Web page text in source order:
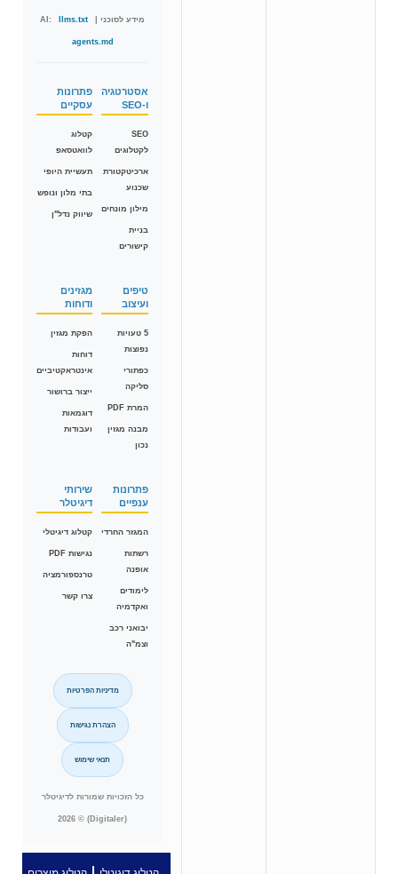
מידע לסוכני AI: llms.txt
agents.md
אסטרטגיה
ו-SEO
SEO
לקטלוגים
ארכיטקטורת
שכנוע
מילון מונחים
בניית
קישורים
פתרונות
עסקיים
קטלוג
לוואטסאפ
תעשיית היופי
בתי מלון ונופש
שיווק נדל"ן
טיפים
ועיצוב
5 טעויות
נפוצות
כפתורי
סליקה
המרת PDF
מבנה מגזין
נכון
מגזינים
ודוחות
הפקת מגזין
דוחות
אינטראקטיביים
ייצור ברושור
דוגמאות
ועבודות
פתרונות
ענפיים
המגזר החרדי
רשתות
אופנה
לימודים
ואקדמיה
יבואני רכב
וצמ"ה
שירותי
דיגיטלר
קטלוג דיגיטלי
נגישות PDF
טרנספורמציה
צרו קשר
מדיניות הפרטיות
הצהרת נגישות
תנאי שימוש
כל הזכויות שמורות לדיגיטלר
(Digitaler) © 2026